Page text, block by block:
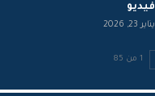
فيديو
يناير 23, 2026
1 من 85